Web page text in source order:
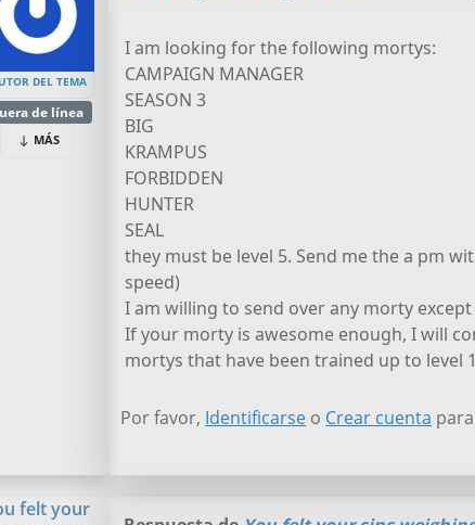
DEL TEMA
de línea
MÁS
I am looking for the following mortys:
CAMPAIGN MANAGER
SEASON 3
BIG
KRAMPUS
FORBIDDEN
HUNTER
SEAL
they must be level 5. Send me the a pm
speed)
I am willing to send over any morty
If your morty is awesome enough, I will
mortys that have been trained up to level
Por favor, Identificarse o Crear cuenta
felt your